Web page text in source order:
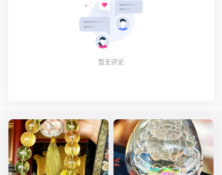
暂无评论